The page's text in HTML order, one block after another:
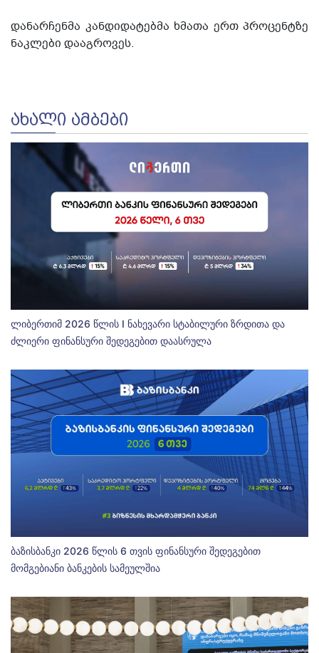
დანარჩენმა კანდიდატებმა ხმათა ერთ პროცენტზე
ნაკლები დააგროვეს.
ᲐᲮᲐᲚᲘ ᲐᲛᲑᲔᲑᲘ
ლიბერთიმ 2026 წლის I ნახევარი სტაბილური ზრდითა და
ძლიერი ფინანსური შედეგებით დაასრულა
ბაზისბანკი 2026 წლის 6 თვის ფინანსური შედეგებით
მომგებიანი ბანკების სამეულშია